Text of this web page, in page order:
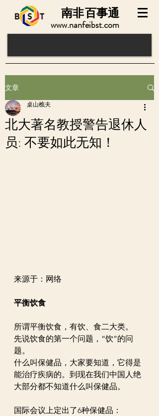
www.nanfeibst.com
百事通
南非
文章
北大著名教授警告退休人
员: 不要如此无知！
桌山樵夫
来源于：网络
平衡饮食
所谓平衡饮食，有饮、食二大类。
先说饮食的第一个问题，“饮”的问
题。
什么叫保健品，大家要知道，它得是
能治疗疾病的。到现在我们中国人绝
大部分都不知道什么叫保健品。
国际会议上定出了6种保健品：